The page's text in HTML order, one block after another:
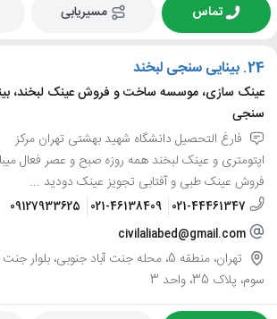
تماس مسیریابی
24. بینایی سنجی لبخند
عینک سازی، موسسه ساخت و فروش عینک لبخند،
سنجی
فارغ التحصیل دانشگاه شهید بهشتی تهران مرکز
اپتومتری و عینک لبخند همه روزه صبح و عصر فعال
فروش عینک طبی و آفتابی تجویز عینک دودید ...
021-44461347
021-46138409
09127933625
civilaliabed@gmail.com
تهران، منطقه 5، محله جنت آباد جنوبی،
سوم، پلاک 35، واحد 3